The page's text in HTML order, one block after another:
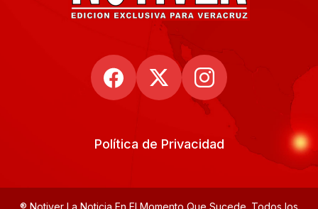
Política de Privacidad
® Notiver La Noticia En El Momento Que Sucede. Todos los